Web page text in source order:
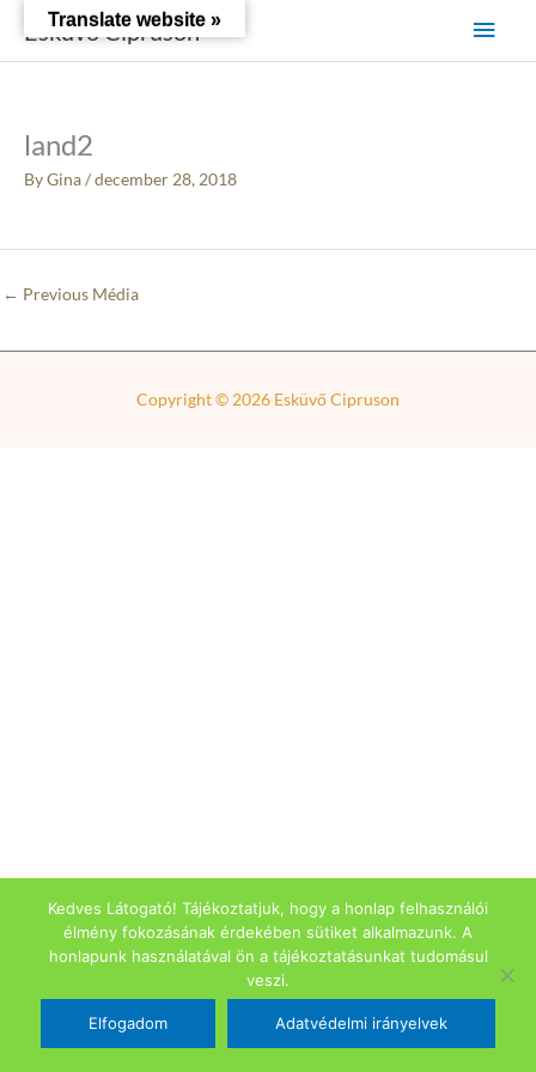
content
Esküvő Cipruson
Main
land2
ByGina/december 28, 2018
← Previous Média
Copyright © 2026 Esküvő Cipruson
Translate website »
Kedves Látogató! Tájékoztatjuk, hogy a honlap felhasználói
élmény fokozásának érdekében sütiket alkalmazunk. A
honlapunk használatával ön a tájékoztatásunkat tudomásul
veszi.
Elfogadom Adatvédelmi irányelvek